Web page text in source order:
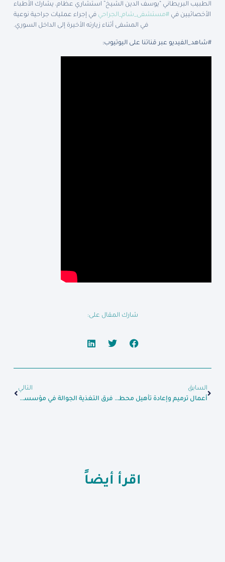
الطبيب البريطاني “يوسف الدين الشيخ” استشاري عظام، يشارك الأطباء
الأخصائيين في#مستشفى_شام_الجراحي في إجراء عمليات جراحية نوعية
في المشفى أثناء زيارته الأخيرة إلى الداخل السوري.
#شاهد_الفيديو عبر قناتنا على اليوتيوب:
شارك المقال على:
السابق
أعمال ترميم وإعادة تأهيل محطة مياه باتبو
التالي
فرق التغذية الجوالة في مؤسسة شــــام الإنسانية تتابع مسح حالات سوء التغذية في عدة مناطق
اقرأ أيضاً